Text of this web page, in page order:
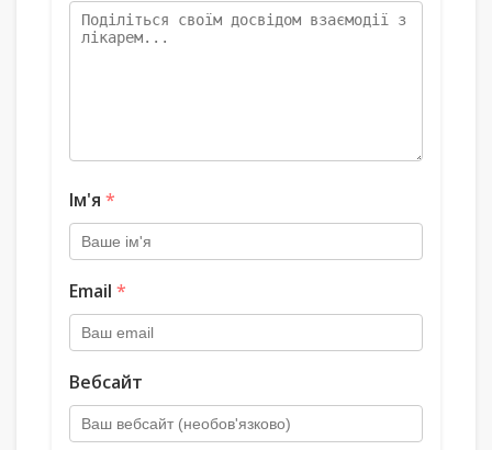
Ім'я *
Email *
Вебсайт